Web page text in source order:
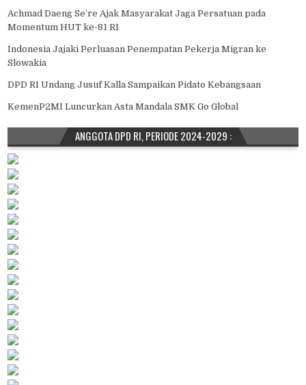
Achmad Daeng Se’re Ajak Masyarakat Jaga Persatuan pada
Momentum HUT ke-81 RI
Indonesia Jajaki Perluasan Penempatan Pekerja Migran ke
Slowakia
DPD RI Undang Jusuf Kalla Sampaikan Pidato Kebangsaan
KemenP2MI Luncurkan Asta Mandala SMK Go Global
ANGGOTA DPD RI, PERIODE 2024-2029 :